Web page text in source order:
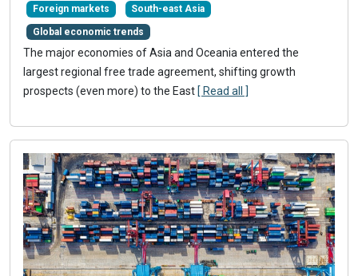
Foreign markets South-east Asia
Global economic trends
The major economies of Asia and Oceania entered the
largest regional free trade agreement, shifting growth
prospects (even more) to the East [ Read all ]